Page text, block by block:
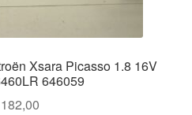
Xsara Picasso 1.8 16V
646059
182,00